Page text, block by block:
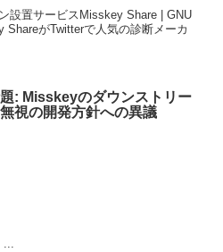
設置サービスMisskey Share | GNU
がTwitterで人気の診断メーカ
: Misskeyのダウンストリー
視の開発方針への異議